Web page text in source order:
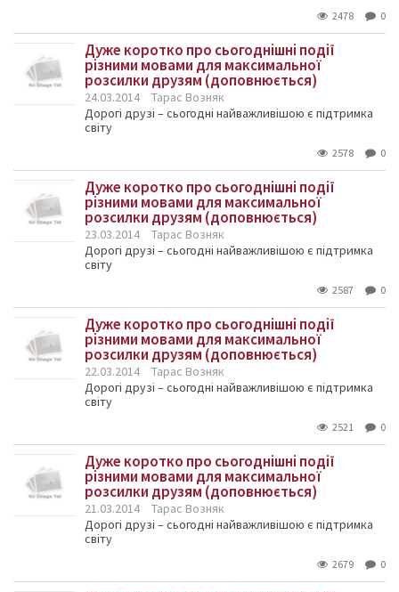
2478 0
Дуже коротко про сьогоднішні події
різними мовами для максимальної
розсилки друзям (доповнюється)
24.03.2014
Тарас Возняк
Дорогі друзі – сьогодні найважливішою є підтримка
світу
2578 0
Дуже коротко про сьогоднішні події
різними мовами для максимальної
розсилки друзям (доповнюється)
23.03.2014
Тарас Возняк
Дорогі друзі – сьогодні найважливішою є підтримка
світу
2587 0
Дуже коротко про сьогоднішні події
різними мовами для максимальної
розсилки друзям (доповнюється)
22.03.2014
Тарас Возняк
Дорогі друзі – сьогодні найважливішою є підтримка
світу
2521 0
Дуже коротко про сьогоднішні події
різними мовами для максимальної
розсилки друзям (доповнюється)
21.03.2014
Тарас Возняк
Дорогі друзі – сьогодні найважливішою є підтримка
світу
2679 0